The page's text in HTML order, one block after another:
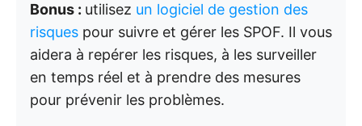
Bonus : utilisez un logiciel de gestion des
risques pour suivre et gérer les SPOF. Il vous
aidera à repérer les risques, à les surveiller
en temps réel et à prendre des mesures
pour prévenir les problèmes.